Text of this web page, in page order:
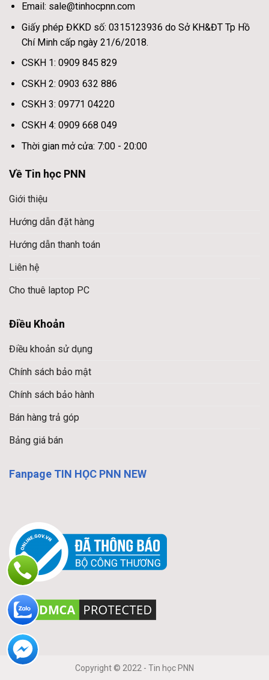
Email: sale@tinhocpnn.com
Giấy phép ĐKKD số: 0315123936 do Sở KH&ĐT Tp Hồ
Chí Minh cấp ngày 21/6/2018.
CSKH 1: 0909 845 829
CSKH 2: 0903 632 886
CSKH 3: 09771 04220
CSKH 4: 0909 668 049
Thời gian mở cửa: 7:00 - 20:00
Về Tin học PNN
Giới thiệu
Hướng dẫn đặt hàng
Hướng dẫn thanh toán
Liên hệ
Cho thuê laptop PC
Điều Khoản
Điều khoản sử dụng
Chính sách bảo mật
Chính sách bảo hành
Bán hàng trả góp
Bảng giá bán
Fanpage TIN HỌC PNN NEW
Copyright © 2022 - Tin học PNN